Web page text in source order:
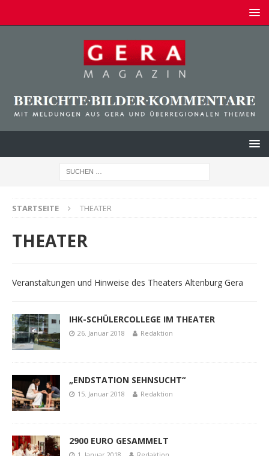
STARTSEITE THEATER
THEATER
Veranstaltungen und Hinweise des Theaters Altenburg Gera
IHK-SCHÜLERCOLLEGE IM THEATER
26. Januar 2018 Redaktion
„ENDSTATION SEHNSUCHT“
15. Januar 2018 Redaktion
2900 EURO GESAMMELT